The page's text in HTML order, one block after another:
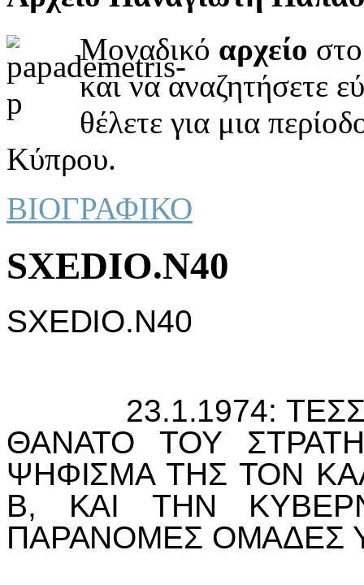
Μοναδικό αρχείο
και να αναζητήσετε
θέλετε για μια
Κύπρου.
ΒΙΟΓΡΑΦΙΚΟ
SXEDIO.N40
SXEDIO.N40
23.1.1974:
ΘΑΝΑΤΟ ΤΟΥ
ΨΗΦIΣΜΑ ΤΗΣ ΤΟΝ
Β, ΚΑI
ΤΗΝ
ΠΑΡΑΝΟΜΕΣ ΟΜΑΔΕΣ